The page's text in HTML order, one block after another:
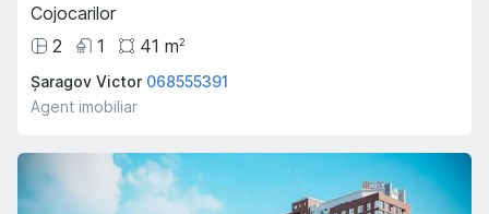
Cojocarilor
2
1 41 m2
Șaragov Victor 068555391
Agent imobiliar